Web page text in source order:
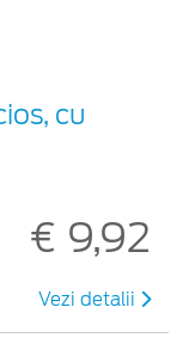
cu
€ 9,92
Vezi detalii